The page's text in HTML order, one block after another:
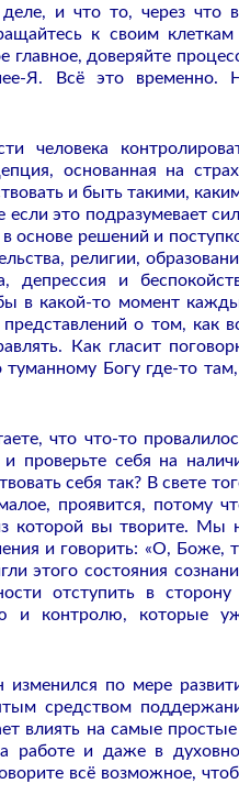
и что то, через что
к своим клеткам
доверяйте
Я. Всё это временно.
человека
основанная на
и быть такими,
это подразумевает
основе решений и
религии,
депрессия и
в какой-то момент
о том, как
Как гласит
Богу где-то
что что-то
проверьте себя на
себя так? В свете
проявится, потому
которой вы творите.
Мы
и говорить: «О, Боже,
этого состояния
отступить в сторону
и контролю, которые
по мере
средством
влиять на самые
работе и даже в
всё возможное,